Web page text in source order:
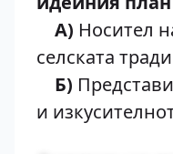
А) Носител
селската
Б)
и